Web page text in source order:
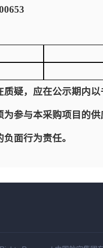
疑，应在公示期内
为参与本采购项目的
面行为责任。